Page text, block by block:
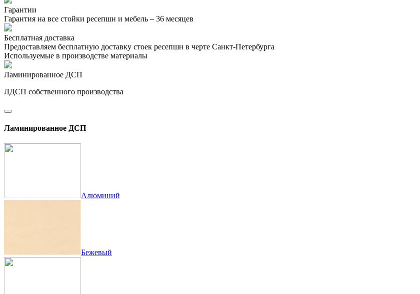
Гарантии
Гарантия на все стойки ресепшн и мебель – 36 месяцев
Бесплатная доставка
Предоставляем бесплатную доставку стоек ресепшн в черте Санкт-Петербурга
Используемые в производстве материалы
Ламинированное ДСП
ЛДСП собственного производства
Ламинированное ДСП
Алюминий
Бежевый